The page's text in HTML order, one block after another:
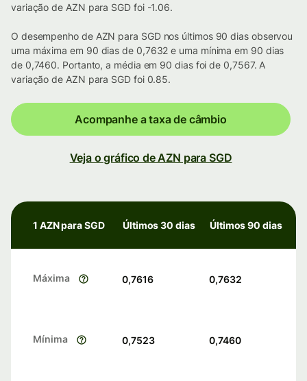
variação de AZN para SGD foi -1.06.
O desempenho de AZN para SGD nos últimos 90 dias observou
uma máxima em 90 dias de 0,7632 e uma mínima em 90 dias
de 0,7460. Portanto, a média em 90 dias foi de 0,7567. A
variação de AZN para SGD foi 0.85.
Acompanhe a taxa de câmbio
Veja o gráfico de AZN para SGD
1 AZN para SGD Últimos 30 dias Últimos 90 dias
Máxima 0,7616 0,7632
Mínima 0,7523 0,7460